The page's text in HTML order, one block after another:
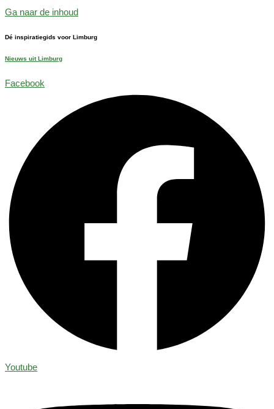
Ga naar de inhoud
Dé inspiratiegids voor Limburg
Nieuws uit Limburg
Facebook
Youtube